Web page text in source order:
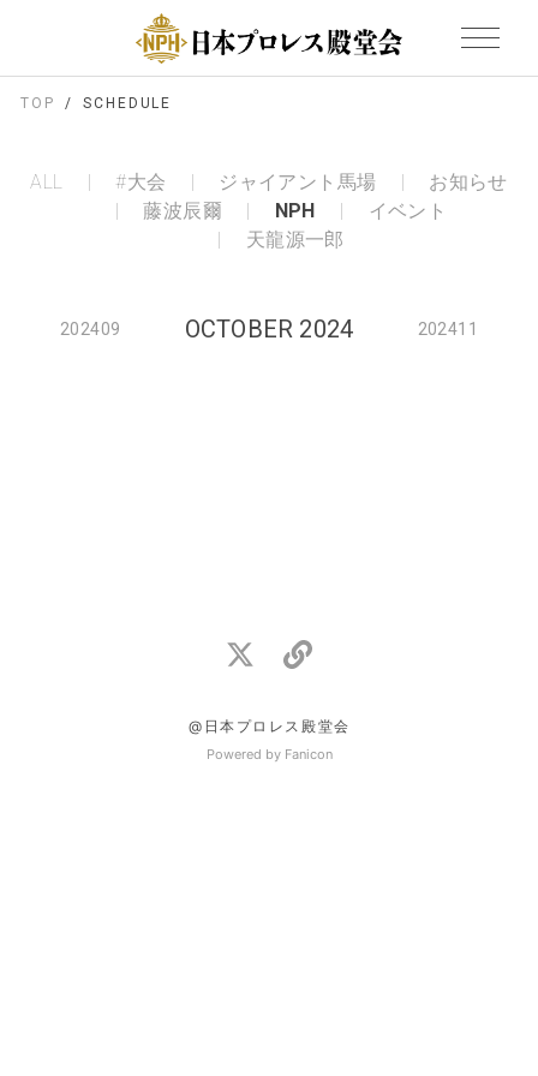
TOP SCHEDULE
ALL #大会 ジャイアント馬場
お知らせ
藤波辰爾
NPH
イベント
天龍源一郎
202409 OCTOBER 2024 202411
@日本プロレス殿堂会
Powered by Fanicon